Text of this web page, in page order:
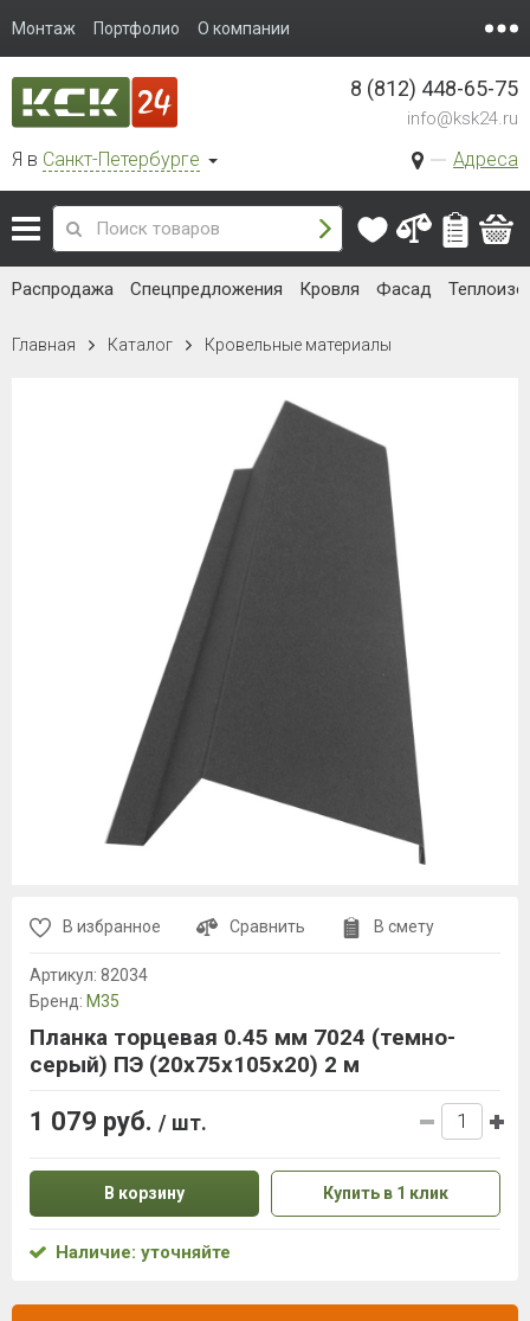
Монтаж Портфолио О компании
Я в Санкт-Петербурге Адреса
8 (812) 448-65-75
info@ksk24.ru
Распродажа Спецпредложения Кровля Фасад
Главная Каталог Кровельные материалы
В избранное Сравнить В смету
Артикул: 82034
Бренд: М35
Планка торцевая 0.45 мм 7024 (темно-
серый) ПЭ (20х75х105х20) 2 м
1 079 руб. / шт.
В корзину Купить в 1 клик
Наличие: уточняйте